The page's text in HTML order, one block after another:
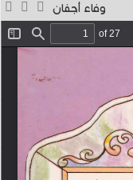
وفاء أجفان